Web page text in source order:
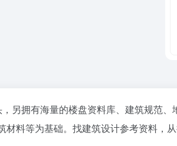
另拥有海量的楼盘资料库、建筑规范
料等为基础。找建筑设计参考资料，